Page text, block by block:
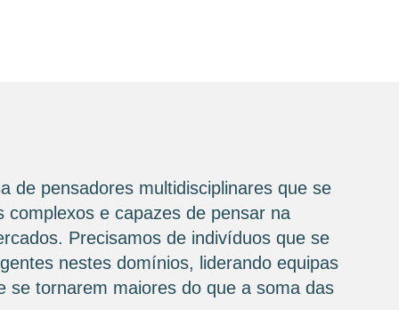
de pensadores multidisciplinares que se
e capazes de pensar na
Precisamos de indivíduos que se
nestes domínios, liderando equipas
se tornarem maiores do que a soma das